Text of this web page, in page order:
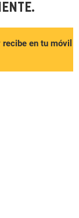
en tu móvil